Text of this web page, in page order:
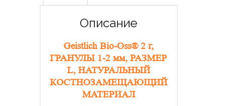
Описание
Geistlich Bio-Oss® 2 г,
ГРАНУЛЫ 1-2 мм, РАЗМЕР
L, НАТУРАЛЬНЫЙ
КОСТНОЗАМЕЩАЮЩИЙ
МАТЕРИАЛ